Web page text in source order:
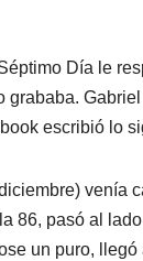
Día le
grababa.
escribió lo
venía
86, pasó al
un puro,